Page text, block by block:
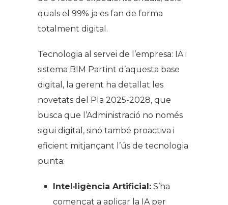
quals el 99% ja es fan de forma
totalment digital.
Tecnologia al servei de l’empresa: IA i
sistema BIM Partint d’aquesta base
digital, la gerent ha detallat les
novetats del Pla 2025-2028, que
busca que l’Administració no només
sigui digital, sinó també proactiva i
eficient mitjançant l’ús de tecnologia
punta:
Intel·ligència Artificial: S’ha
començat a aplicar la IA per